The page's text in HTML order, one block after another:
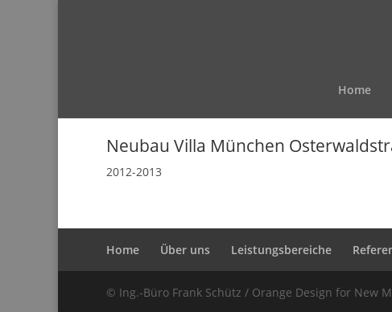
Home
Neubau Villa München
2012-2013
Home Über uns Leistungsbereiche
© Ing.-Büro Frank Schütz / Orange Design for New